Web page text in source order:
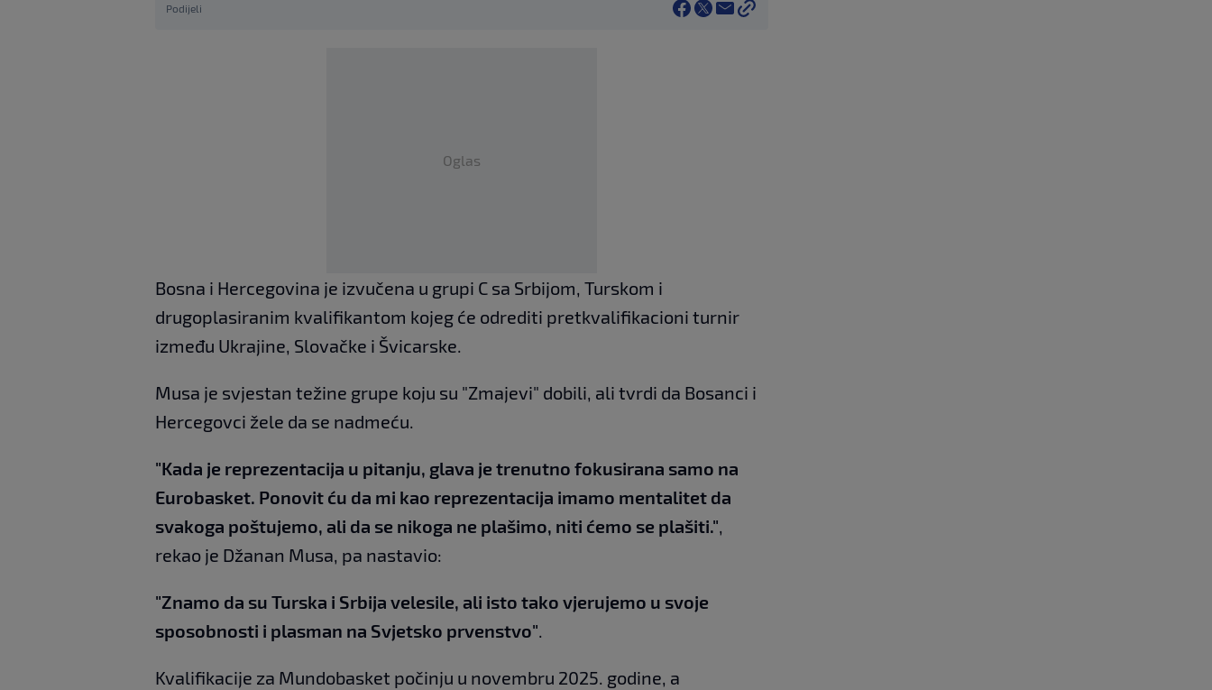
Podijeli
Oglas
Bosna i Hercegovina je izvučena u grupi C sa Srbijom, Turskom i
drugoplasiranim kvalifikantom kojeg će odrediti pretkvalifikacioni turnir
između Ukrajine, Slovačke i Švicarske.
Musa je svjestan težine grupe koju su "Zmajevi" dobili, ali tvrdi da Bosanci i
Hercegovci žele da se nadmeću.
"Kada je reprezentacija u pitanju, glava je trenutno fokusirana samo na
Eurobasket. Ponovit ću da mi kao reprezentacija imamo mentalitet da
svakoga poštujemo, ali da se nikoga ne plašimo, niti ćemo se plašiti.",
rekao je Džanan Musa, pa nastavio:
"Znamo da su Turska i Srbija velesile, ali isto tako vjerujemo u svoje
sposobnosti i plasman na Svjetsko prvenstvo".
Kvalifikacije za Mundobasket počinju u novembru 2025. godine, a